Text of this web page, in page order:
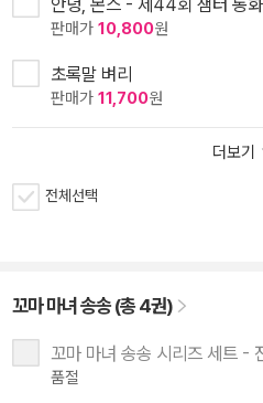
판매가 10,800원
초록말 벼리
판매가 11,700원
더보기
전체선택
꼬마 마녀 송송 (총 4권)
꼬마 마녀 송송 시리즈 세트 -
품절